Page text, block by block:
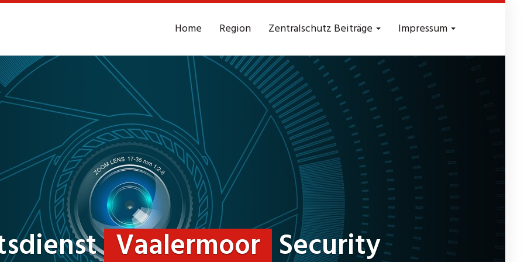
Home Region Zentralschutz Beiträge Impressum
Vaalermoor Security